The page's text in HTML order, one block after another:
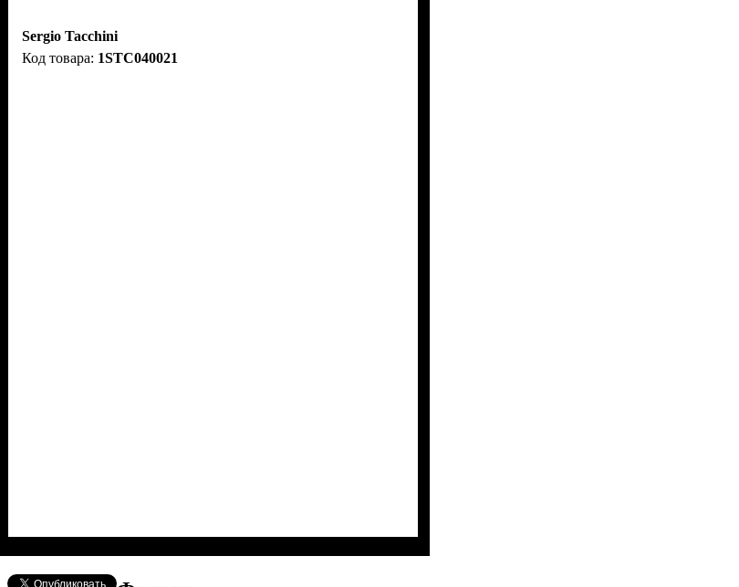
Sergio Tacchini
1STC040021